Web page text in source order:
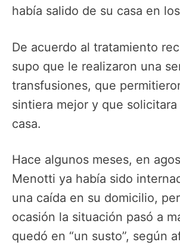
había salido de su casa en
De acuerdo al tratamiento
supo que le realizaron una
transfusiones, que
sintiera mejor y que solicitara
casa.
Hace algunos meses, en
Menotti ya había sido
una caída en su domicilio,
ocasión la situación pasó a
quedó en “un susto”, según